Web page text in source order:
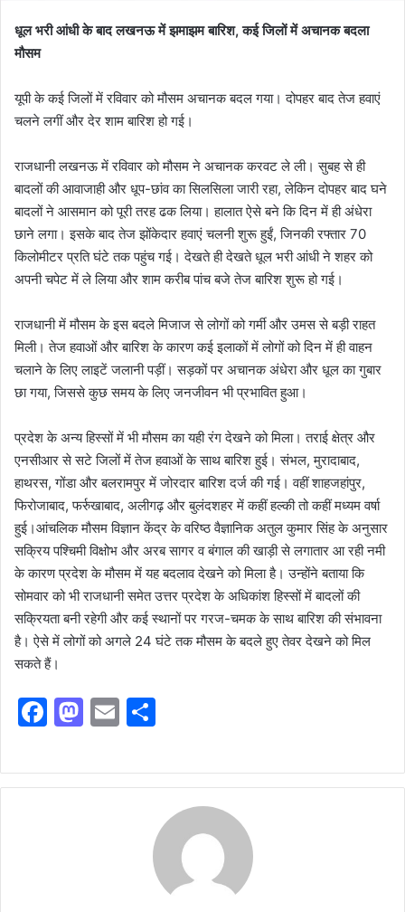
धूल भरी आंधी के बाद लखनऊ में झमाझम बारिश, कई जिलों में अचानक बदला
मौसम
यूपी के कई जिलों में रविवार को मौसम अचानक बदल गया। दोपहर बाद तेज हवाएं
चलने लगीं और देर शाम बारिश हो गई।
राजधानी लखनऊ में रविवार को मौसम ने अचानक करवट ले ली। सुबह से ही
बादलों की आवाजाही और धूप-छांव का सिलसिला जारी रहा, लेकिन दोपहर बाद घने
बादलों ने आसमान को पूरी तरह ढक लिया। हालात ऐसे बने कि दिन में ही अंधेरा
छाने लगा। इसके बाद तेज झोंकेदार हवाएं चलनी शुरू हुईं, जिनकी रफ्तार 70
किलोमीटर प्रति घंटे तक पहुंच गई। देखते ही देखते धूल भरी आंधी ने शहर को
अपनी चपेट में ले लिया और शाम करीब पांच बजे तेज बारिश शुरू हो गई।
राजधानी में मौसम के इस बदले मिजाज से लोगों को गर्मी और उमस से बड़ी राहत
मिली। तेज हवाओं और बारिश के कारण कई इलाकों में लोगों को दिन में ही वाहन
चलाने के लिए लाइटें जलानी पड़ीं। सड़कों पर अचानक अंधेरा और धूल का गुबार
छा गया, जिससे कुछ समय के लिए जनजीवन भी प्रभावित हुआ।
प्रदेश के अन्य हिस्सों में भी मौसम का यही रंग देखने को मिला। तराई क्षेत्र और
एनसीआर से सटे जिलों में तेज हवाओं के साथ बारिश हुई। संभल, मुरादाबाद,
हाथरस, गोंडा और बलरामपुर में जोरदार बारिश दर्ज की गई। वहीं शाहजहांपुर,
फिरोजाबाद, फर्रुखाबाद, अलीगढ़ और बुलंदशहर में कहीं हल्की तो कहीं मध्यम वर्षा
हुई।आंचलिक मौसम विज्ञान केंद्र के वरिष्ठ वैज्ञानिक अतुल कुमार सिंह के अनुसार
सक्रिय पश्चिमी विक्षोभ और अरब सागर व बंगाल की खाड़ी से लगातार आ रही नमी
के कारण प्रदेश के मौसम में यह बदलाव देखने को मिला है। उन्होंने बताया कि
सोमवार को भी राजधानी समेत उत्तर प्रदेश के अधिकांश हिस्सों में बादलों की
सक्रियता बनी रहेगी और कई स्थानों पर गरज-चमक के साथ बारिश की संभावना
है। ऐसे में लोगों को अगले 24 घंटे तक मौसम के बदले हुए तेवर देखने को मिल
सकते हैं।
F
c
e
M
st
o
E
ai
l
ar
e